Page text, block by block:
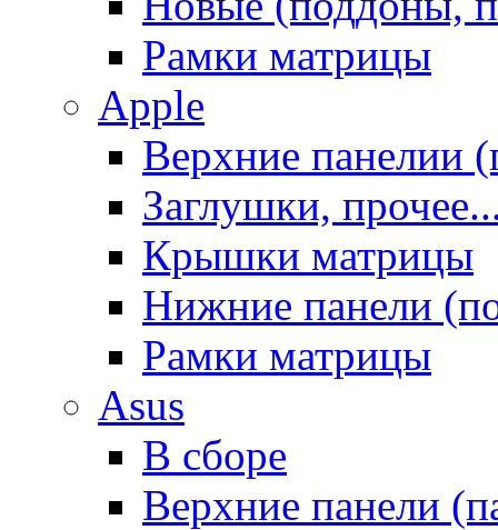
Рамки матрицы
Apple
Верхние панелии
Заглушки,
Крышки матрицы
Нижние панели
Рамки матрицы
Asus
В сборе
Верхние панели